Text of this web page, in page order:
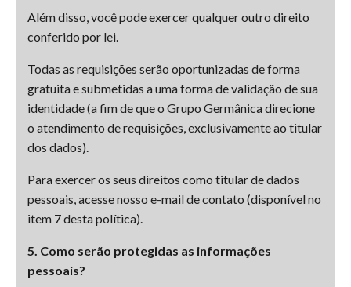
Além disso, você pode exercer qualquer outro direito
conferido por lei.
Todas as requisições serão oportunizadas de forma
gratuita e submetidas a uma forma de validação de sua
identidade (a fim de que o Grupo Germânica direcione
o atendimento de requisições, exclusivamente ao titular
dos dados).
Para exercer os seus direitos como titular de dados
pessoais, acesse nosso e-mail de contato (disponível no
item 7 desta política).
5. Como serão protegidas as informações
pessoais?